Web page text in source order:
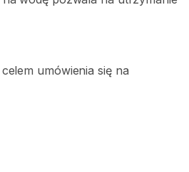
celem umówienia się na